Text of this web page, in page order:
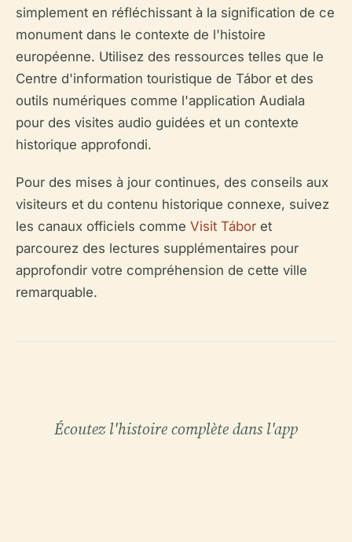
simplement en réfléchissant à la signification de ce
monument dans le contexte de l'histoire
européenne. Utilisez des ressources telles que le
Centre d'information touristique de Tábor et des
outils numériques comme l'application Audiala
pour des visites audio guidées et un contexte
historique approfondi.
Pour des mises à jour continues, des conseils aux
visiteurs et du contenu historique connexe, suivez
les canaux officiels comme Visit Tábor et
parcourez des lectures supplémentaires pour
approfondir votre compréhension de cette ville
remarquable.
Écoutez l'histoire complète dans l'app